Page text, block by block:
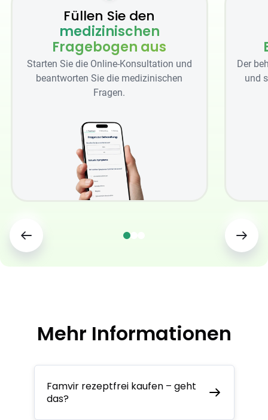
Füllen Sie den
medizinischen
Fragebogen aus
Starten Sie die Online-Konsultation und
beantworten Sie die medizinischen
Fragen.
Der
und
Mehr Informationen
Famvir rezeptfrei kaufen – geht
das?